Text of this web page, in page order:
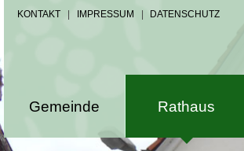
KONTAKT IMPRESSUM DATENSCHUTZ
Gemeinde Rathaus